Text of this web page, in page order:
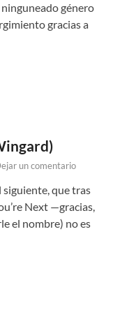
género
gracias a
un comentario
siguiente, que tras
Next —gracias,
el nombre) no es